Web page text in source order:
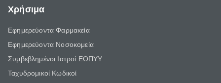
Χρήσιμα
Εφημερεύοντα Φαρμακεία
Εφημερεύοντα Νοσοκομεία
Συμβεβλημένοι Ιατροί ΕΟΠΥΥ
Ταχυδρομικοί Κωδικοί